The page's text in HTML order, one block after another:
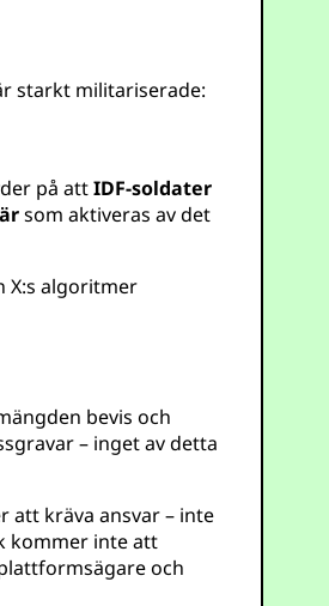
starkt militariserade:
på attIDF-soldater
som aktiveras av det
X:s algoritmer
bevis och
– inget av detta
att kräva ansvar – inte
kommer inte att
och